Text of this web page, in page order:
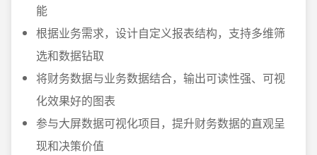
能
根据业务需求，设计自定义报表结构，支持多维筛
选和数据钻取
将财务数据与业务数据结合，输出可读性强、可视
化效果好的图表
参与大屏数据可视化项目，提升财务数据的直观呈
现和决策价值